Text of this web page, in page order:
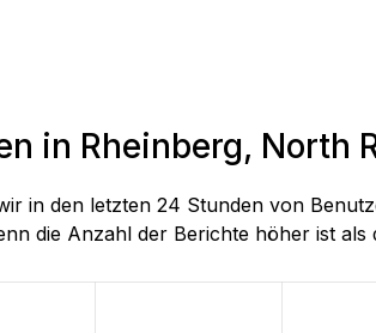
in Rheinberg, North
in den letzten 24 Stunden von
die Anzahl der Berichte höher ist als